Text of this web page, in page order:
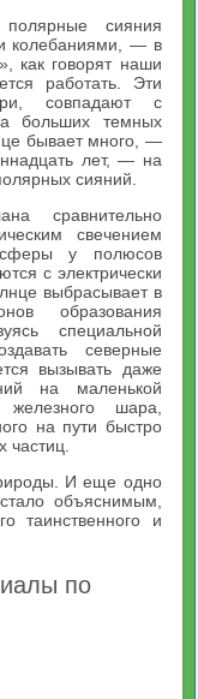
сияния
колебаниями, — в
как говорят наши
работать. Эти
совпадают с
больших темных
бывает много, —
лет, — на
сияний.
сравнительно
свечением
у полюсов
с электрически
выбрасывает в
образования
специальной
северные
вызывать даже
на маленькой
шара,
на пути быстро
частиц.
И еще одно
объяснимым,
таинственного и
по